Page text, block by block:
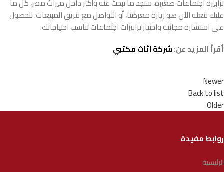
ترابيزة اجتماعات صغيرة، ستجد ما تبحث عنه وأكثر داخل ميراث مصر، كل ما
عليك فعله الآن هو زيارة معرضنا، أو التواصل مع فريق المبيعات؛ للحصول
على استشارة مجانية واختيار ترابيزات اجتماعات تناسب احتياجاتك.
أقرأ المزيد عن:شركة اثاث مكتبي
Newer
Back to list
Older
روابط مفيدة
الرئيسية